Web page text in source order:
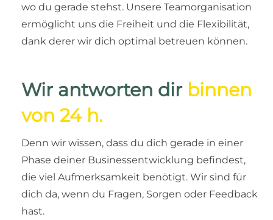
wo du gerade stehst. Unsere Teamorganisation
ermöglicht uns die Freiheit und die Flexibilität,
dank derer wir dich optimal betreuen können.
Wir antworten dir binnen
von 24 h.
Denn wir wissen, dass du dich gerade in einer
Phase deiner Businessentwicklung befindest,
die viel Aufmerksamkeit benötigt. Wir sind für
dich da, wenn du Fragen, Sorgen oder Feedback
hast.